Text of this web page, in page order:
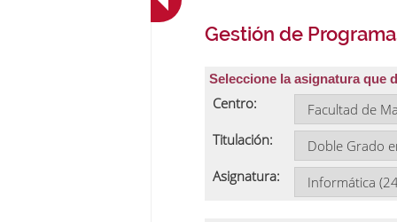
Gestión de
Seleccione la asignatura que
Centro:
Titulación:
Asignatura: